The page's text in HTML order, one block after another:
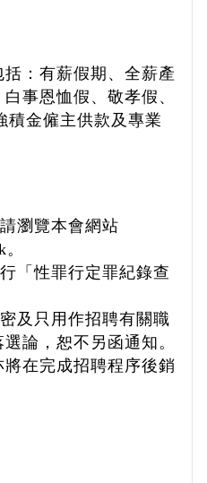
：有薪假期、全薪產
事恩恤假、敬孝假、
積金僱主供款及專業
瀏覽本會網站
「性罪行定罪紀錄查
及只用作招聘有關職
論，恕不另函通知。
在完成招聘程序後銷